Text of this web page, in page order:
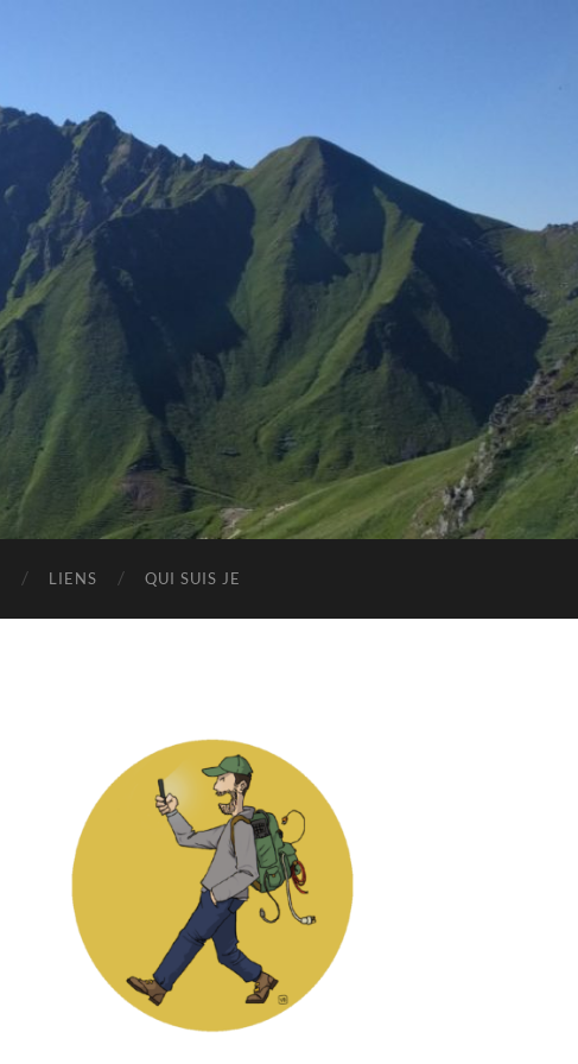
LIENS QUI SUIS JE